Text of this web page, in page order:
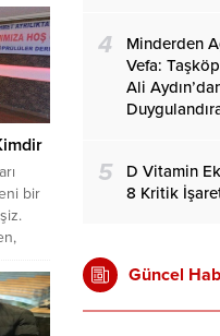
ile
Bu
ve
ve
bir
insan
4
Minderden
Vefa:
Ali
5
D Vitamin
8 Kritik
Güncel